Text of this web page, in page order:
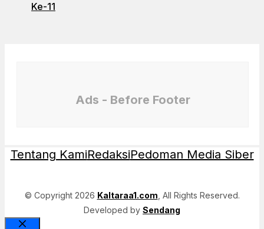
Ke-11
Ads - Before Footer
Tentang KamiRedaksiPedoman Media Siber
© Copyright 2026 Kaltaraa1.com , All Rights Reserved.
Developed by Sendang